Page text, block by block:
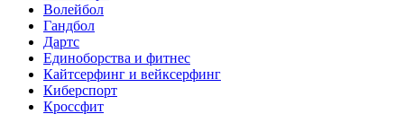
Волейбол
Гандбол
Дартс
Единоборства и фитнес
Кайтсерфинг и вейксерфинг
Киберспорт
Кроссфит